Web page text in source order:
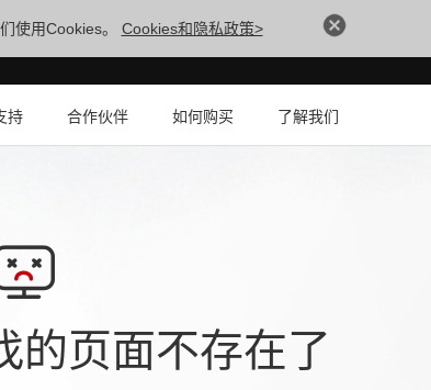
使用Cookies。 Cookies和隐私政策>
持 合作伙伴 如何购买 了解我们
的页面不存在了